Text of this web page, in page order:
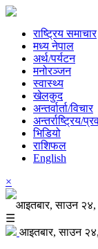
राष्ट्रिय समाचार
मध्य नेपाल
अर्थ/पर्यटन
मनोरञ्जन
स्वास्थ्य
खेलकुद
अन्तर्वार्ता/विचार
अन्तर्राष्ट्रिय/
भिडियो
राशिफल
English
×
आइतबार, साउन
☰
आइतबार, साउन